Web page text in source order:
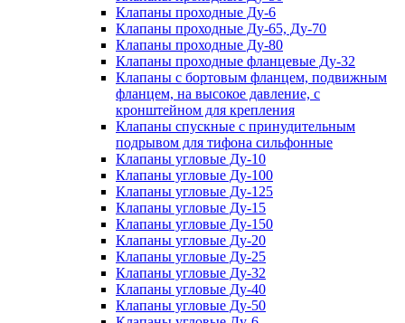
Клапаны проходные Ду-6
Клапаны проходные Ду-65, Ду-70
Клапаны проходные Ду-80
Клапаны проходные фланцевые Ду-32
Клапаны с бортовым фланцем, подвижным
фланцем, на высокое давление, с
кронштейном для крепления
Клапаны спускные с принудительным
подрывом для тифона сильфонные
Клапаны угловые Ду-10
Клапаны угловые Ду-100
Клапаны угловые Ду-125
Клапаны угловые Ду-15
Клапаны угловые Ду-150
Клапаны угловые Ду-20
Клапаны угловые Ду-25
Клапаны угловые Ду-32
Клапаны угловые Ду-40
Клапаны угловые Ду-50